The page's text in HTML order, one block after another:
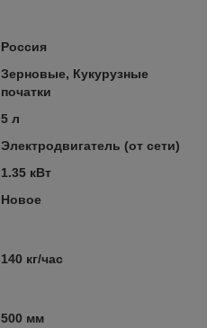
Россия
Зерновые, Кукурузные
початки
5 л
Электродвигатель (от сети)
1.35 кВт
Новое
140 кг/час
500 мм